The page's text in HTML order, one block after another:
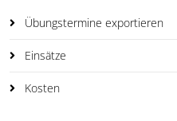
Übungstermine exportieren
Einsätze
Kosten